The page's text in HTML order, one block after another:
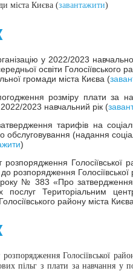
міста Києва (завантажити)
у 2022/2023
освіти
громади міста Києва (
розміру плати за
2023 навчальний рік (
тарифів на
обслуговування (надання
)
Голосіївської
розпорядження Голосіївської
№ 383 «Про
послуг Територіальним
району міста
Голосіївської
пільг з плати за навчання у